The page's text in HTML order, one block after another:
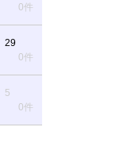
0件
29
0件
5
0件